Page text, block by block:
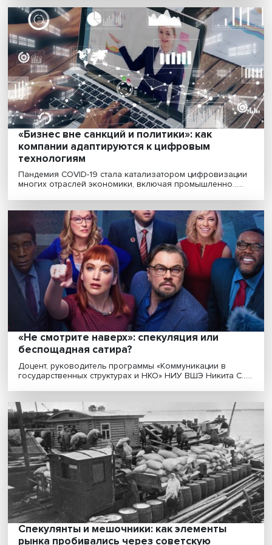
«Основное препятствие для
страх не соответствовать новым
тенденциям»
Креативность сегодня — один из важнейших
конкурентоспособности бизнеса. Как управлять тв......
Врач из машины: цифра поможет
получить медицинские услуги
Пандемия ускорила внедрение телемедицины.
решения позволяют упростить общение пожилого
Растущие долги и инфляция: COVID-19
бросает вызов мировой экономике
Пандемия COVID-19 продолжает влиять на мировую
экономику. Падение доходов населения, рост уровня